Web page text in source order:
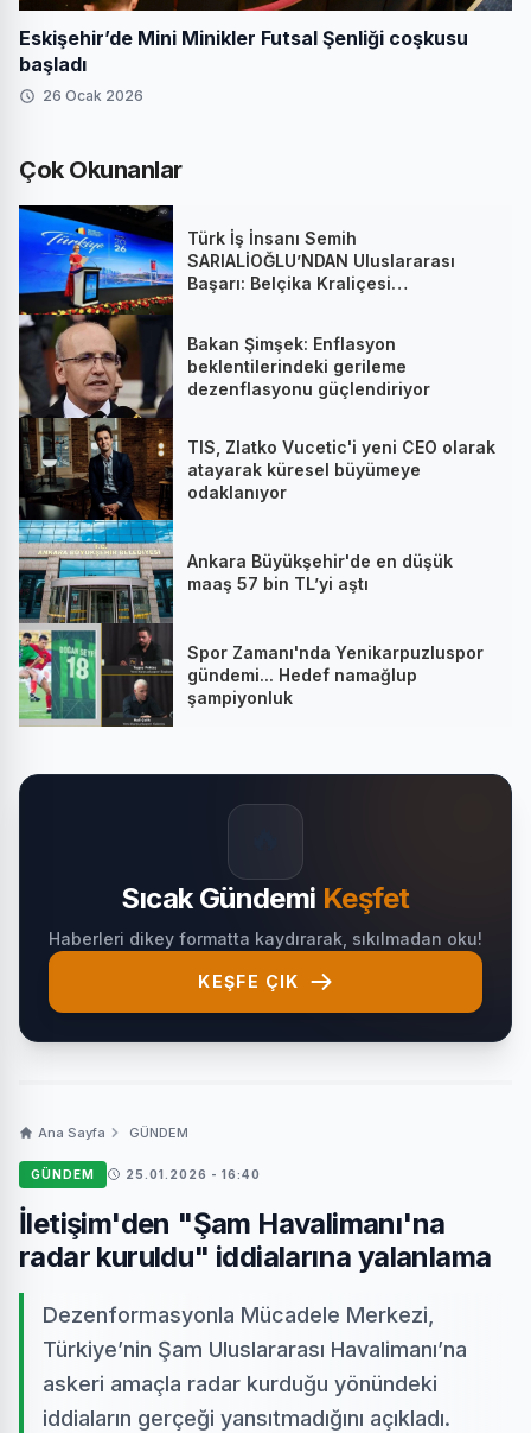
Eskişehir’de Mini Minikler Futsal Şenliği coşkusu
başladı
26 Ocak 2026
Çok Okunanlar
Türk İş İnsanı Semih
SARIALİOĞLU’NDAN Uluslararası
Başarı: Belçika Kraliçesi
Bakan Şimşek: Enflasyon
beklentilerindeki gerileme
dezenflasyonu güçlendiriyor
TIS, Zlatko Vucetic'i yeni CEO olarak
atayarak küresel büyümeye
odaklanıyor
Ankara Büyükşehir'de en düşük
maaş 57 bin TL’yi aştı
Spor Zamanı'nda Yenikarpuzluspor
gündemi... Hedef namağlup
şampiyonluk
Sıcak Gündemi Keşfet
Haberleri dikey formatta kaydırarak, sıkılmadan oku!
KEŞFE ÇIK
Ana Sayfa GÜNDEM
GÜNDEM 25.01.2026 - 16:40
İletişim'den "Şam Havalimanı'na
radar kuruldu" iddialarına yalanlama
Dezenformasyonla Mücadele Merkezi,
Türkiye’nin Şam Uluslararası Havalimanı’na
askeri amaçla radar kurduğu yönündeki
iddiaların gerçeği yansıtmadığını açıkladı.